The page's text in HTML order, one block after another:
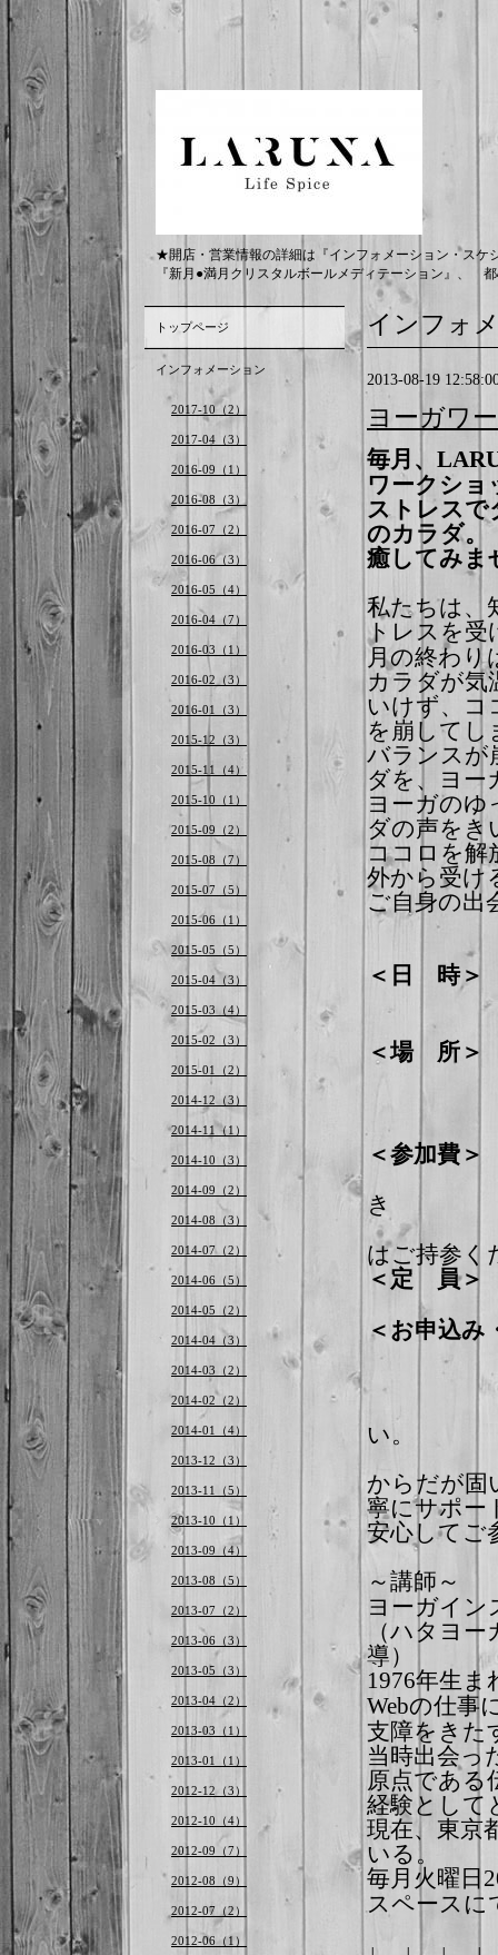
★開店・営業情報の詳細は『インフォメーション・ス
『新月●満月クリスタルボールメディテーション』、
インフォ
2013-08-19
ヨーガワ
毎月、
ワークショ
ストレスで
のカラダ。
癒してみま
私たちは、
トレスを受
月の終わり
カラダが気
いけず、コ
を崩してし
バランスが
ダを、ヨー
ヨーガの
ダの声をき
ココロを
外から受け
ご自身の出
＜日 時
＜場 所
＜参加費
き
レン
はご持参く
＜定 員
（最
＜お申込
い。
からだが固
寧にサポー
安心してご
～講師
ヨーガイ
（ハタヨ
導）
1976年生ま
Webの仕事
支障をきた
当時出会っ
原点である
経験として
現在、東京
いる。
毎月火曜日
スペースに
トップページ
インフォメーション
2017-10（2）
2017-04（3）
2016-09（1）
2016-08（3）
2016-07（2）
2016-06（3）
2016-05（4）
2016-04（7）
2016-03（1）
2016-02（3）
2016-01（3）
2015-12（3）
2015-11（4）
2015-10（1）
2015-09（2）
2015-08（7）
2015-07（5）
2015-06（1）
2015-05（5）
2015-04（3）
2015-03（4）
2015-02（3）
2015-01（2）
2014-12（3）
2014-11（1）
2014-10（3）
2014-09（2）
2014-08（3）
2014-07（2）
2014-06（5）
2014-05（2）
2014-04（3）
2014-03（2）
2014-02（2）
2014-01（4）
2013-12（3）
2013-11（5）
2013-10（1）
2013-09（4）
2013-08（5）
2013-07（2）
2013-06（3）
2013-05（3）
2013-04（2）
2013-03（1）
2013-01（1）
2012-12（3）
2012-10（4）
2012-09（7）
2012-08（9）
2012-07（2）
2012-06（1）